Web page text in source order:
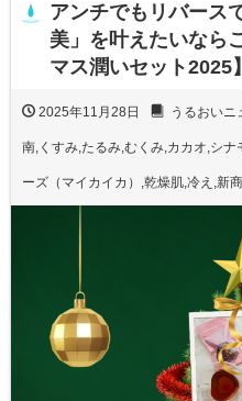
アンチでもリバース
美」を叶えたいなら
マス潤いセット2025】
2025年11月28日 うるおいニ
南, くすみ,たるみ,むくみ,カカオ,シナ
ーズ（マイカイカ） ,乾燥肌,冷え ,新